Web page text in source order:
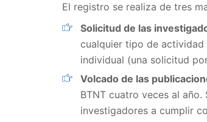
El registro se realiza de tres
Solicitud de las
cualquier tipo de
individual (una solicitud
Volcado de las
BTNT cuatro veces al
investigadores a cumplir